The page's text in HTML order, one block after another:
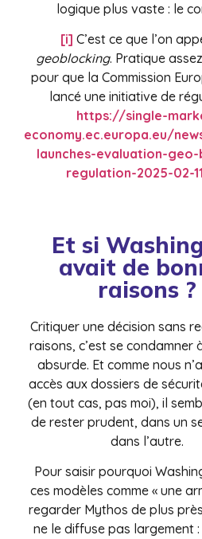
logique plus vaste : le
[i] C’est ce que l’on
geoblocking. Pratique
pour que la Commission
lancé une initiative de
https://single-
economy.ec.europa.eu/
launches-evaluation-
regulation-2025-02-
Et si
avait de
raisons ?
Critiquer une décision sans
raisons, c’est se condamner
absurde. Et comme nous
accès aux dossiers de
(en tout cas, pas moi), il
de rester prudent, dans un
dans l’autre.
Pour saisir pourquoi
ces modèles comme « une
regarder Mythos de plus
ne le diffuse pas largement